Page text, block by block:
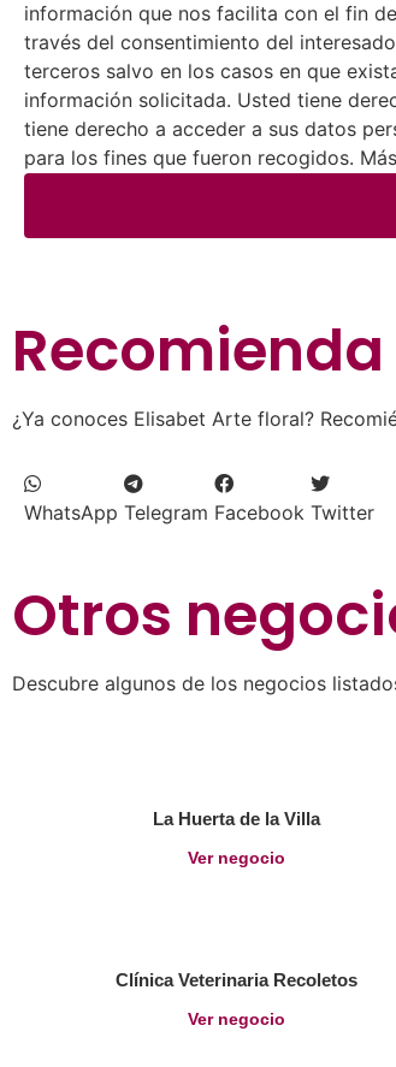
información que nos facilita con el fin
través del consentimiento del
terceros salvo en los casos en que
información solicitada. Usted tiene
tiene derecho a acceder a sus datos
para los fines que fueron recogidos.
Recomienda
¿Ya conoces Elisabet Arte floral?
WhatsApp Telegram Facebook Twitter
Otros
Descubre algunos de los negocios
La Huerta de la Villa
Ver negocio
Clínica Veterinaria Recoletos
Ver negocio